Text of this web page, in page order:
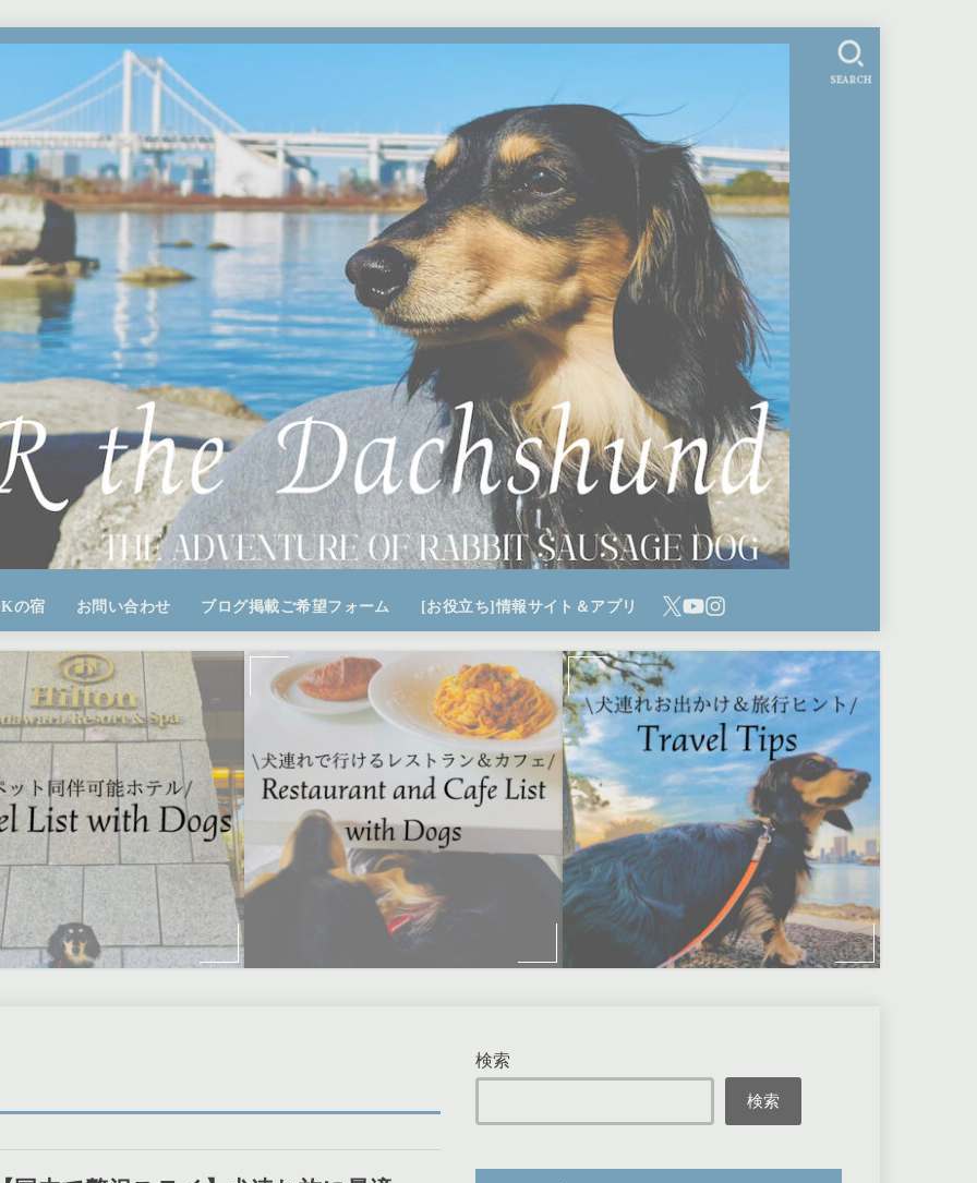
の宿 お問い合わせ ブログ掲載ご希望フォーム [お役立ち]情報サイト＆アプリ
SEARCH
検索
検索